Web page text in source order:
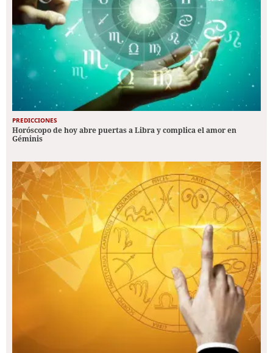
PREDICCIONES
Horóscopo de hoy abre puertas a Libra y complica el amor en
Géminis